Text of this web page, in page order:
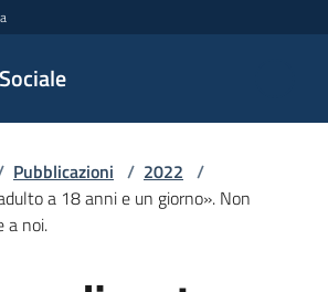
Sociale
Pubblicazioni / 2022 /
a 18 anni e un giorno». Non
a noi.